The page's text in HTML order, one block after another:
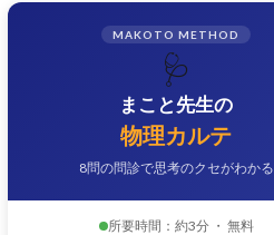
MAKOTO METHOD
🩺
まこと先生の
物理カルテ
8問の問診で思考のクセがわかる
所要時間：約3分 ・ 無料